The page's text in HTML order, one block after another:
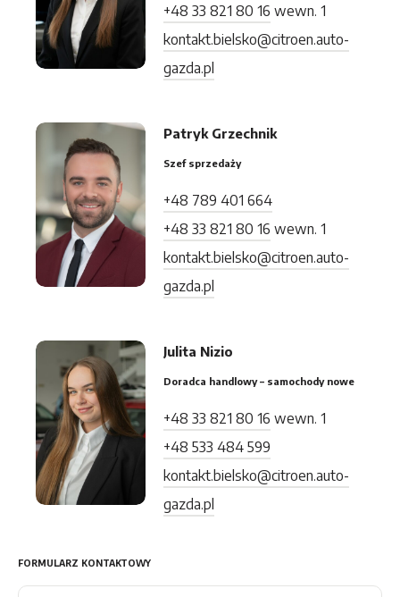
+48 33 821 80 16 wewn. 1
kontakt.bielsko@citroen.auto-
gazda.pl
Patryk Grzechnik
Szef sprzedaży
+48 789 401 664
+48 33 821 80 16 wewn. 1
kontakt.bielsko@citroen.auto-
gazda.pl
Julita Nizio
Doradca handlowy – samochody nowe
+48 33 821 80 16 wewn. 1
+48 533 484 599
kontakt.bielsko@citroen.auto-
gazda.pl
FORMULARZ KONTAKTOWY